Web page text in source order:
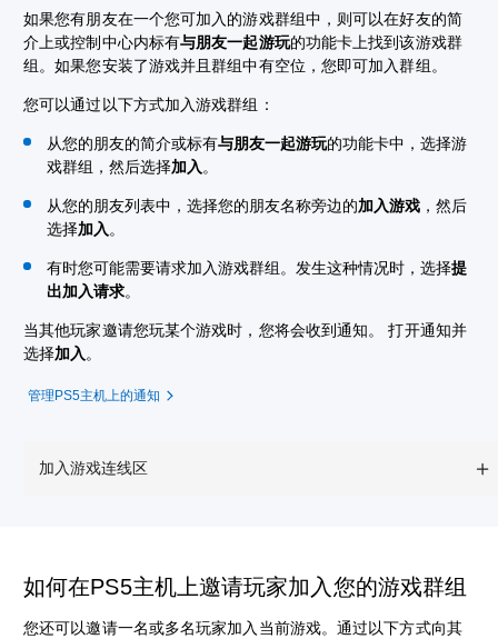
如果您有朋友在一个您可加入的游戏群组中，则可以在好友的简
介上或控制中心内标有与朋友一起游玩的功能卡上找到该游戏群
组。如果您安装了游戏并且群组中有空位，您即可加入群组。
您可以通过以下方式加入游戏群组：
从您的朋友的简介或标有与朋友一起游玩的功能卡中，选择游
戏群组，然后选择加入 。
从您的朋友列表中，选择您的朋友名称旁边的加入游戏 ，然后
选择加入 。
有时您可能需要请求加入游戏群组。发生这种情况时，选择提
出加入请求。
当其他玩家邀请您玩某个游戏时，您将会收到通知。 打开通知并
选择加入 。
管理PS5主机上的通知
加入游戏连线区
如何在PS5主机上邀请玩家加入您的游戏群组
您还可以邀请一名或多名玩家加入当前游戏。通过以下方式向其